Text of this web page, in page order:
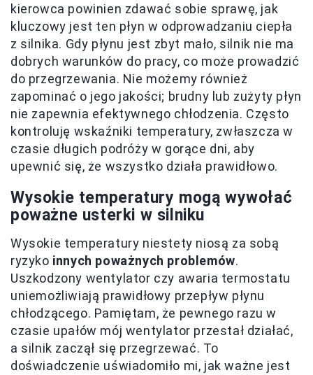
kierowca powinien zdawać sobie sprawę, jak
kluczowy jest ten płyn w odprowadzaniu ciepła
z silnika. Gdy płynu jest zbyt mało, silnik nie ma
dobrych warunków do pracy, co może prowadzić
do przegrzewania. Nie możemy również
zapominać o jego jakości; brudny lub zużyty płyn
nie zapewnia efektywnego chłodzenia. Często
kontroluję wskaźniki temperatury, zwłaszcza w
czasie długich podróży w gorące dni, aby
upewnić się, że wszystko działa prawidłowo.
Wysokie temperatury mogą wywołać
poważne usterki w silniku
Wysokie temperatury niestety niosą za sobą
ryzyko innych poważnych problemów.
Uszkodzony wentylator czy awaria termostatu
uniemożliwiają prawidłowy przepływ płynu
chłodzącego. Pamiętam, że pewnego razu w
czasie upałów mój wentylator przestał działać,
a silnik zaczął się przegrzewać. To
doświadczenie uświadomiło mi, jak ważne jest